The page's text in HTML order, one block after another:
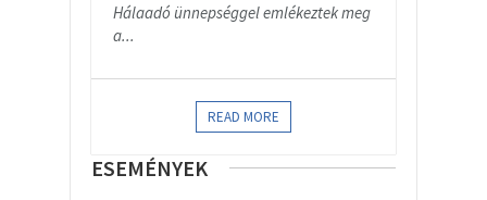
Hálaadó ünnepséggel emlékeztek meg
a...
READ MORE
ESEMÉNYEK